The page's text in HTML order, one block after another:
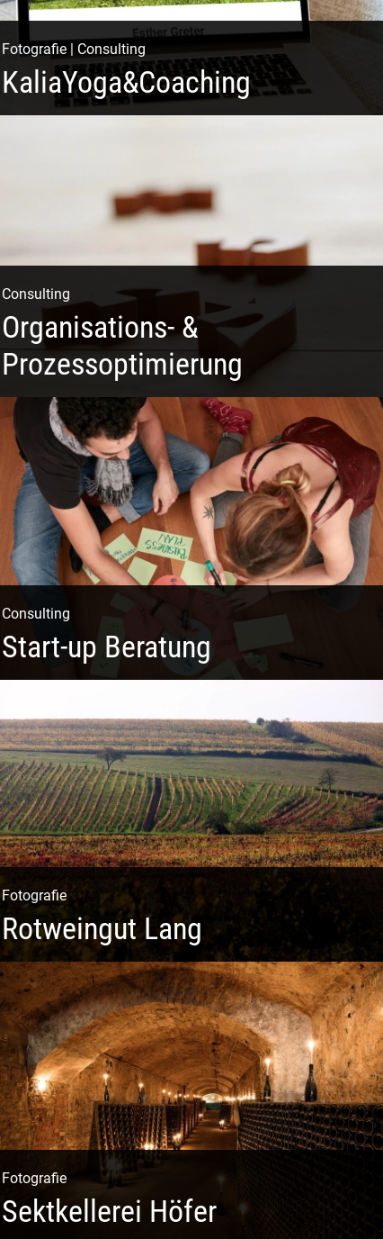
Fotografie| Consulting
KaliaYoga&Coaching
Consulting
Organisations- &
Prozessoptimierung
Erfolg ermöglichen durch Klarheit in der Vision
Consulting
Start-up Beratung
wo du beginnen sollst?
Fotografie
Rotweingut Lang
Rotweine aus Österreich | Genussvolle Weinprobe |
Herbstliche Weinberge | Uriger Weinkeller
Fotografie
Sektkellerei Höfer